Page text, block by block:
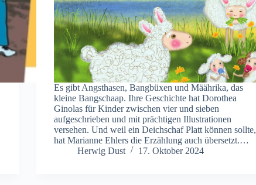
Es gibt Angsthasen, Bangbüxen und Mäährika, das
kleine Bangschaap. Ihre Geschichte hat Dorothea
Ginolas für Kinder zwischen vier und sieben
aufgeschrieben und mit prächtigen Illustrationen
versehen. Und weil ein Deichschaf Platt können sollte,
hat Marianne Ehlers die Erzählung auch übersetzt.…
Herwig Dust
17. Oktober 2024